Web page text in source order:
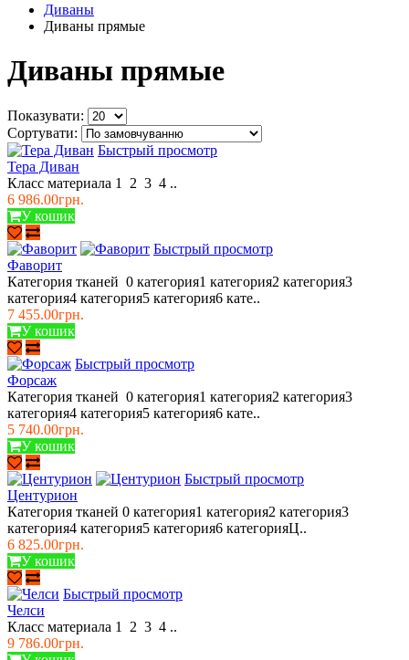
Диваны
Диваны прямые
Диваны прямые
Показувати:
Сортувати:
Быстрый просмотр
Тера Диван
Класс материала 1 2 3 4 ..
6 986.00грн.
У кошик
Быстрый просмотр
Фаворит
Категория тканей 0 категория1 категория2 категория3
категория4 категория5 категория6 кате..
7 455.00грн.
У кошик
Быстрый просмотр
Форсаж
Категория тканей 0 категория1 категория2 категория3
категория4 категория5 категория6 кате..
5 740.00грн.
У кошик
Быстрый просмотр
Центурион
Категория тканей 0 категория1 категория2 категория3
категория4 категория5 категория6 категорияЦ..
6 825.00грн.
У кошик
Быстрый просмотр
Челси
Класс материала 1 2 3 4 ..
9 786.00грн.